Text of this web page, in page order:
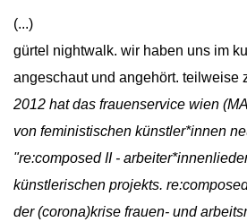
(...)
gürtel nightwalk. wir haben uns im
angeschaut und angehört. teilweise
2012 hat das frauenservice wien
von feministischen künstler*innen
"re:composed II -
künstlerischen projekts.
der (corona)krise frauen- und